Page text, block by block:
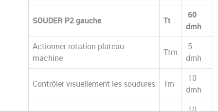
SOUDER P2 gauche Tt
60
dmh
Actionner rotation plateau
machine
Ttm
5
dmh
Contrôler visuellement les soudures Tm
10
dmh